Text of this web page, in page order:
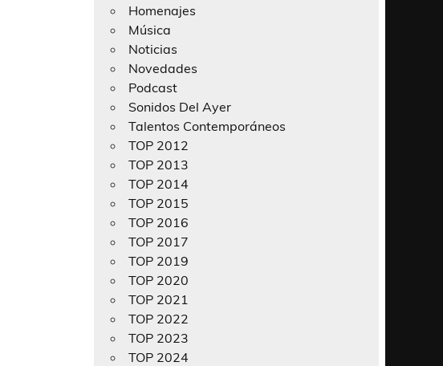
Homenajes
Música
Noticias
Novedades
Podcast
Sonidos Del Ayer
Talentos Contemporáneos
TOP 2012
TOP 2013
TOP 2014
TOP 2015
TOP 2016
TOP 2017
TOP 2019
TOP 2020
TOP 2021
TOP 2022
TOP 2023
TOP 2024